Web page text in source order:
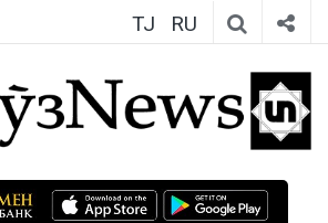
TJ RU
ИмрӯзNews